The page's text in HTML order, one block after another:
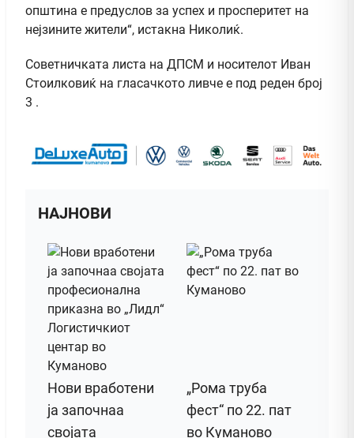
општина е предуслов за успех и просперитет на
нејзините жители“, истакна Николиќ.
Советничката листа на ДПСМ и носителот Иван
Стоилковиќ на гласачкото ливче е под реден број
3 .
НАЈНОВИ
Нови вработени
ја започнаа
својата
„Рома труба
фест“ по 22. пат
во Куманово